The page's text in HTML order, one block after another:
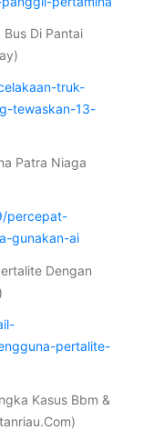
Di Pantai
truk-
tewaskan-13-
Patra Niaga
percepat-
gunakan-ai
Dengan
pertalite-
Kasus Bbm &